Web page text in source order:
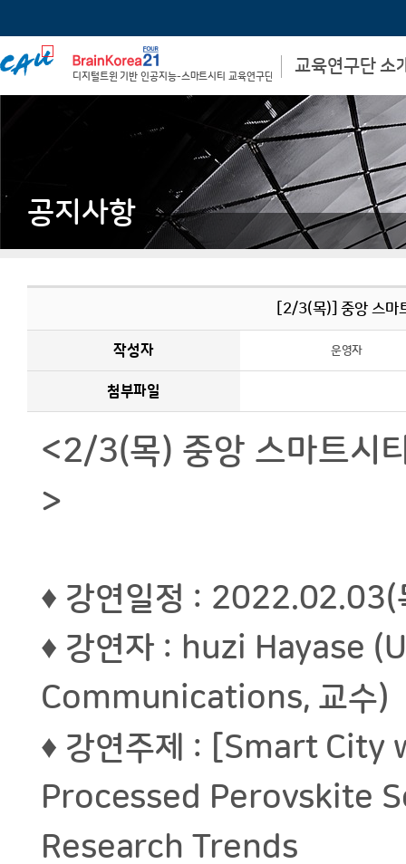
디지털트윈 기반 인공지능-스마트시티 교육연구단
교육연구단 소
비전 및 목표
학과장 인사말
교육 연구단장 인사말
사업 참여자
사업단 신청서
공지사항
[2/3(목)] 중앙 스마
작성자 운영자
첨부파일
<2/3(목) 중앙 스마트시
>
♦ 강연일정 :
♦ 강연자 : huzi Hayase
Communications, 교수)
♦ 강연주제 : [Smart
Processed Perovskite
Research Trends